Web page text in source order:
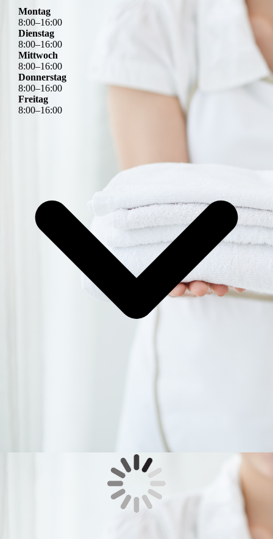
Montag
8:00–16:00
Dienstag
8:00–16:00
Mittwoch
8:00–16:00
Donnerstag
8:00–16:00
Freitag
8:00–16:00